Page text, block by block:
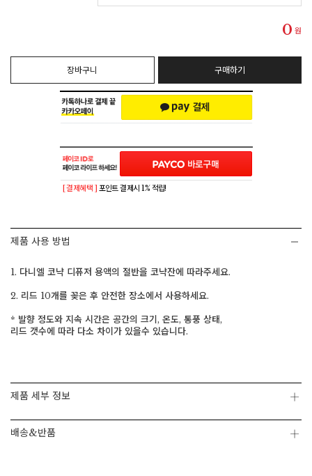
0 원
장바구니 구매하기
[ 결제혜택 ] 포인트 결제시 1% 적립!
제품 사용 방법
1. 다니엘 코냑 디퓨저 용액의 절반을 코냑잔에 따라주세요.
2. 리드 10개를 꽂은 후 안전한 장소에서 사용하세요.
* 발향 정도와 지속 시간은 공간의 크기, 온도, 통풍 상태,
리드 갯수에 따라 다소 차이가 있을수 있습니다.
제품 세부 정보
배송&반품